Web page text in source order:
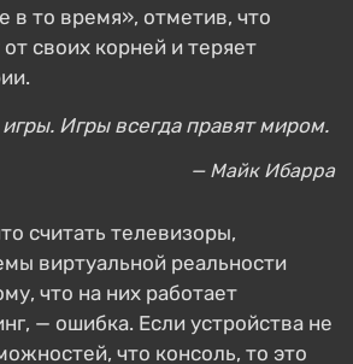
в то время», отметив, что
своих корней и теряет
Игры всегда правят миром.
— Майк Ибарра
считать телевизоры,
виртуальной реальности
что на них работает
— ошибка. Если устройства не
что консоль, то это